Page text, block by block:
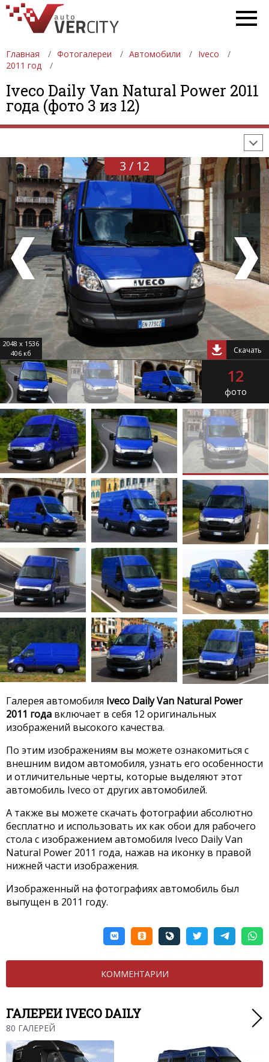
Главная Фотогалереи Автомобили
Iveco
2011 год
Iveco Daily Van Natural Power 2011
года (фото 3 из 12)
ФОТОГАЛЕРЕИ АВТОМОБИЛИ
ДЕВУШКИ
АВТОСАЛОНЫ
ФОРМУЛА-1
3 / 12
2048 x 1536
406 кб
Скачать
12
фото
Галерея автомобиля Iveco Daily Van Natural Power
2011 года включает в себя 12 оригинальных
изображений высокого качества.
По этим изображениям вы можете ознакомиться с
внешним видом автомобиля, узнать его особенности
и отличительные черты, которые выделяют этот
автомобиль Iveco от других автомобилей.
А также вы можете скачать фотографии абсолютно
бесплатно и использовать их как обои для рабочего
стола с изображением автомобиля Iveco Daily Van
Natural Power 2011 года, нажав на иконку в правой
нижней части изображения.
Изображенный на фотографиях автомобиль был
выпущен в 2011 году.
КОММЕНТАРИИ
ГАЛЕРЕИ IVECO DAILY
80 ГАЛЕРЕЙ